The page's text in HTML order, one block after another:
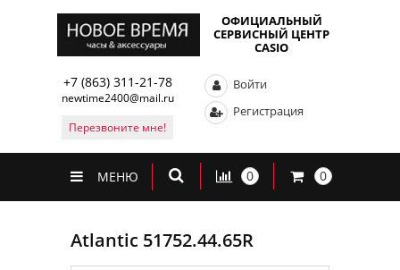
ОФИЦИАЛЬНЫЙ
СЕРВИСНЫЙ ЦЕНТР
CASIO
+7 (863) 311-21-78
newtime2400@mail.ru
Перезвоните мне!
Войти
Регистрация
МЕНЮ 0 0
Atlantic 51752.44.65R